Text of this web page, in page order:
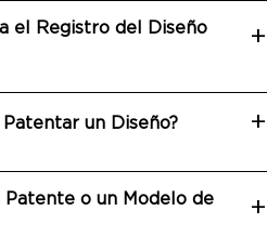
el Registro del Diseño
un Diseño?
Patente o un Modelo de